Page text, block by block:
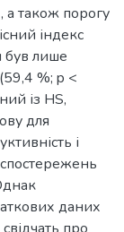
а також порогу
індекс
був лише
%; p <
із HS,
для
і
даних